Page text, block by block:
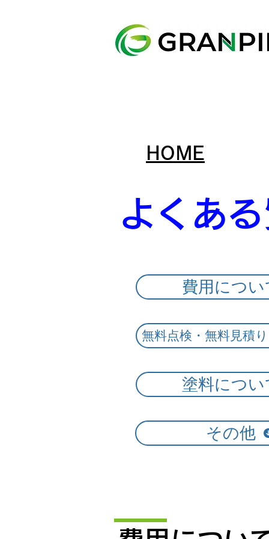
よくある
​HOME
費用につい
無料点検・無料見積
塗料につい
その他